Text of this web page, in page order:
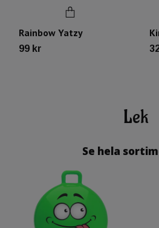
Rainbow Yatzy
99 kr
Lek
Se hela